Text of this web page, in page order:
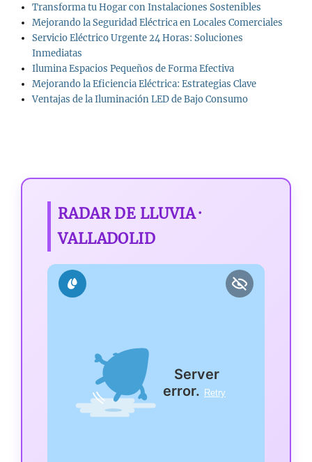
Transforma tu Hogar con Instalaciones Sostenibles
Mejorando la Seguridad Eléctrica en Locales Comerciales
Servicio Eléctrico Urgente 24 Horas: Soluciones
Inmediatas
Ilumina Espacios Pequeños de Forma Efectiva
Mejorando la Eficiencia Eléctrica: Estrategias Clave
Ventajas de la Iluminación LED de Bajo Consumo
RADAR DE LLUVIA ·
VALLADOLID